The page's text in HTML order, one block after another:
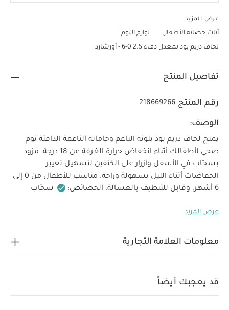
عرض المزيد
أثاث حضانة الأطفال
لوازم النوم
لحاف دريم بود بمعدل دفء 2.5 0-6 - أورشارد
تفاصيل المنتج
رقم المنتج 218669266
الوصف:
يمنح لحاف دريم بود بلونه الناعم وخاماته الناعمة الدافئة نوم
صحي لأطفالك أثناء انخفاض حرارة الغرفة عن 18 درجة. مزود
بسحّاب في الأسفل وأزرار على الكتفين لتسهيل تغيير
الحفاضات أثناء الليل بسهولة وراحة. مناسب للأطفال من 0 إلى
6 أشهر، وقابل للتنظيف بالغسالة.
الخصائص:
سحّاب
جمال الطبيعة
المناسب50 سم إلى 65 سم الأبعاد
سم
الحشو: 100% بوليستر
عرض المزيد
معلومات العلامة التجارية
قد يعجبك أيضاً